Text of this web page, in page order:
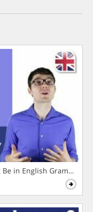
in English Grammar